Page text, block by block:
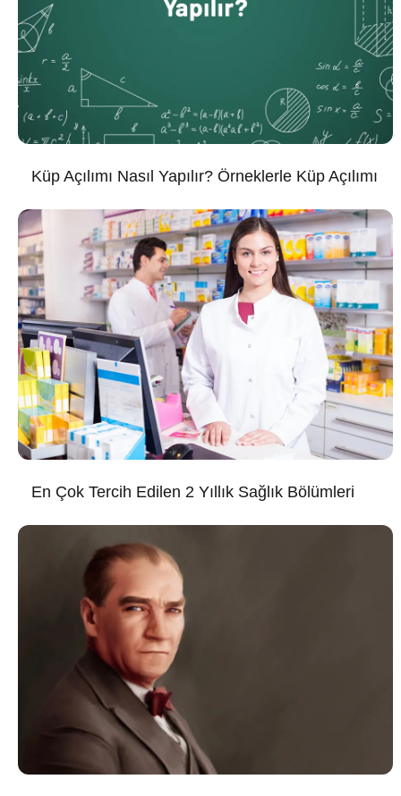
Küp Açılımı Nasıl Yapılır? Örneklerle Küp Açılımı
En Çok Tercih Edilen 2 Yıllık Sağlık Bölümleri